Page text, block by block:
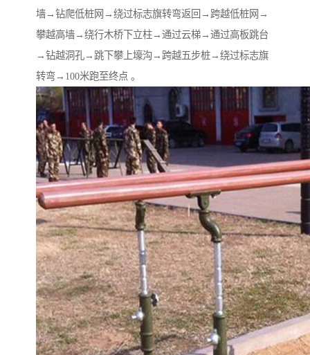
墙→钻爬低桩网→绕过标志旗转弯返回→跨越低桩网→
攀越高墙→绕行木桥下立柱→通过云梯→通过高板跳台
→钻越洞孔→跳下攀上壕沟→跨越五步桩→绕过标志旗
转弯→100米跑至终点 。